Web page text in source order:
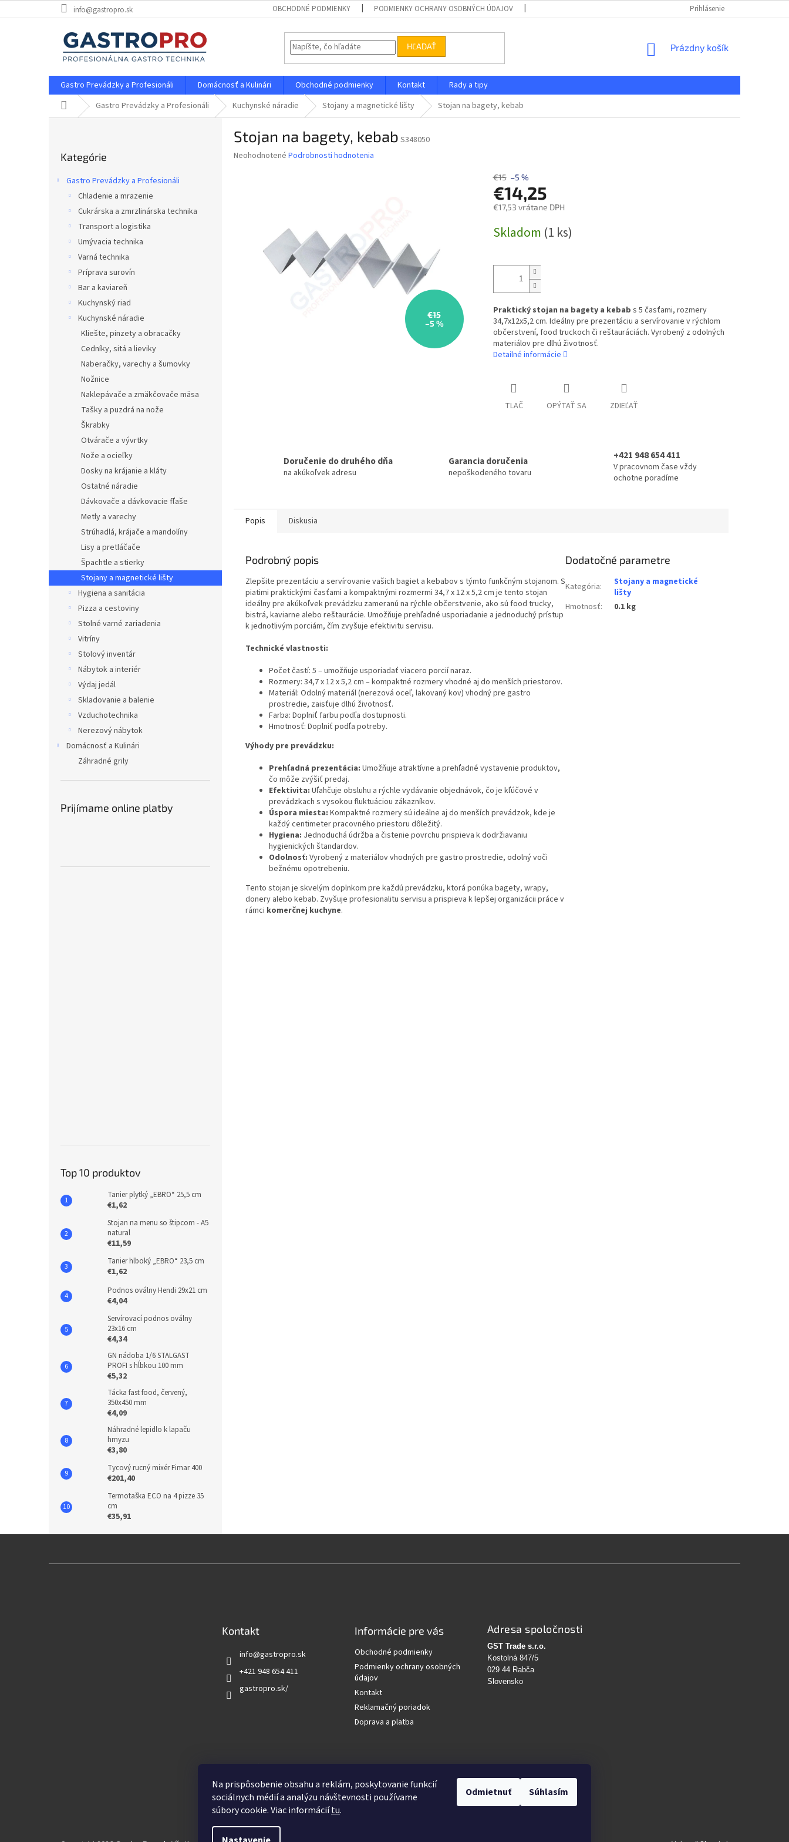
Na prispôsobenie obsahu a reklám, poskytovanie funkcií
sociálnych médií a analýzu návštevnosti používame
súbory cookie. Viac informáciítu.
Odmietnuť Súhlasím
na
info@gastropro.sk OBCHODNÉ PODMIENKY PODMIENKY OCHRANY OSOBNÝCH ÚDAJOV DOPRAVA A PLATBA
Prihlásenie
HĽADAŤ
NÁKUPNÝ
Prázdny košík
Gastro Prevádzky a Profesionáli Domácnosť a Kulinári Obchodné podmienky Kontakt
Rady a tipy
Domov Gastro Prevádzky a Profesionáli Kuchynské náradie Stojany a magnetické lišty Stojan na bagety, kebab
kategórie
Kategórie
Gastro Prevádzky a Profesionáli
Chladenie a mrazenie
Cukrárska a zmrzlinárska technika
Transport a logistika
Umývacia technika
Varná technika
Príprava surovín
Bar a kaviareň
Kuchynský riad
Kuchynské náradie
Kliešte, pinzety a obracačky
Cedníky, sitá a lieviky
Naberačky, varechy a šumovky
Nožnice
Naklepávače a zmäkčovače mäsa
Tašky a puzdrá na nože
Škrabky
Otvárače a vývrtky
Nože a ocieľky
Dosky na krájanie a kláty
Ostatné náradie
Dávkovače a dávkovacie fľaše
Metly a varechy
Strúhadlá, krájače a mandolíny
Lisy a pretláčače
Špachtle a stierky
Stojany a magnetické lišty
Hygiena a sanitácia
Pizza a cestoviny
Stolné varné zariadenia
Vitríny
Stolový inventár
Nábytok a interiér
Výdaj jedál
Skladovanie a balenie
Vzduchotechnika
Nerezový nábytok
Domácnosť a Kulinári
Záhradné grily
Prijímame online platby
Top 10 produktov
Tanier plytký „EBRO“ 25,5 cm
€1,62
Stojan na menu so štipcom - A5
natural
€11,59
Tanier hlboký „EBRO“ 23,5 cm
€1,62
Podnos oválny Hendi 29x21 cm
€4,04
Servírovací podnos oválny
23x16 cm
€4,34
GN nádoba 1/6 STALGAST
PROFI s hĺbkou 100 mm
€5,32
Tácka fast food, červený,
350x450 mm
€4,09
Náhradné lepidlo k lapaču
hmyzu
€3,80
Tycový rucný mixér Fimar 400
€201,40
Termotaška ECO na 4 pizze 35
cm
€35,91
Stojan na bagety, kebab S348050
Priemerné
Neohodnotené Podrobnosti hodnotenia
€15
–5 %
€15 –5 %
€14,25
€17,53 vrátane DPH
cena:
Skladom (1 ks)
Praktický stojan na bagety a kebab s 5 časťami, rozmery
34,7x12x5,2 cm. Ideálny pre prezentáciu a servírovanie v rýchlom
občerstvení, food truckoch či reštauráciách. Vyrobený z odolných
materiálov pre dlhú životnosť.
Detailné informácie
TLAČ OPÝTAŤ SA ZDIEĽAŤ
Doručenie do druhého dňa
na akúkoľvek adresu
Garancia doručenia
nepoškodeného tovaru
+421 948 654 411
V pracovnom čase vždy
ochotne poradíme
Popis Diskusia
Podrobný popis
Zlepšite prezentáciu a servírovanie vašich bagiet a kebabov s týmto funkčným stojanom. S
piatimi praktickými časťami a kompaktnými rozmermi 34,7 x 12 x 5,2 cm je tento stojan
ideálny pre akúkoľvek prevádzku zameranú na rýchle občerstvenie, ako sú food trucky,
bistrá, kaviarne alebo reštaurácie. Umožňuje prehľadné usporiadanie a jednoduchý prístup
k jednotlivým porciám, čím zvyšuje efektivitu servisu.
Technické vlastnosti:
Počet častí: 5 – umožňuje usporiadať viacero porcií naraz.
Rozmery: 34,7 x 12 x 5,2 cm – kompaktné rozmery vhodné aj do menších priestorov.
Materiál: Odolný materiál (nerezová oceľ, lakovaný kov) vhodný pre gastro
prostredie, zaisťuje dlhú životnosť.
Farba: Doplniť farbu podľa dostupnosti.
Hmotnosť: Doplniť podľa potreby.
Výhody pre prevádzku:
Prehľadná prezentácia: Umožňuje atraktívne a prehľadné vystavenie produktov,
čo môže zvýšiť predaj.
Efektivita: Uľahčuje obsluhu a rýchle vydávanie objednávok, čo je kľúčové v
prevádzkach s vysokou fluktuáciou zákazníkov.
Úspora miesta: Kompaktné rozmery sú ideálne aj do menších prevádzok, kde je
každý centimeter pracovného priestoru dôležitý.
Hygiena: Jednoduchá údržba a čistenie povrchu prispieva k dodržiavaniu
hygienických štandardov.
Odolnosť: Vyrobený z materiálov vhodných pre gastro prostredie, odolný voči
bežnému opotrebeniu.
Tento stojan je skvelým doplnkom pre každú prevádzku, ktorá ponúka bagety, wrapy,
donery alebo kebab. Zvyšuje profesionalitu servisu a prispieva k lepšej organizácii práce v
rámci komerčnej kuchyne.
Dodatočné parametre
Kategória:
Stojany a magnetické
lišty
Hmotnosť: 0.1 kg
Kontakt
info@gastropro.sk
+421 948 654 411
gastropro.sk/
Informácie pre vás
Obchodné podmienky
Podmienky ochrany osobných
údajov
Kontakt
Reklamačný poriadok
Doprava a platba
Adresa spoločnosti
GST Trade s.r.o.
Kostolná 847/5
029 44 Rabča
Slovensko
HĽADAŤ